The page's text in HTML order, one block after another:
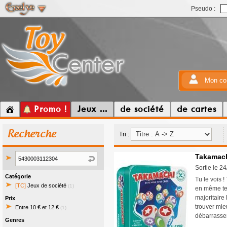
Pseudo :
Mon
Promo ! Jeux ... de société de cartes
Recherche
Catégorie
[TC] Jeux de société (1)
Prix
Entre 10 € et 12 € (1)
Genres
Tri :
Sortie le
Tu le vois !
en même
majoritaire
trouver